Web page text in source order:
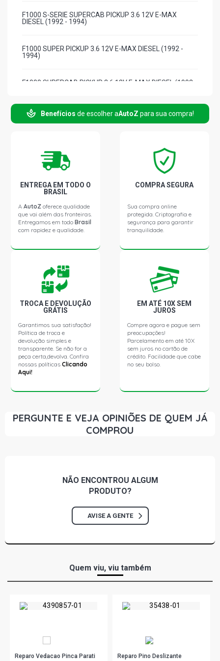
F1000 S-SERIE SUPERCAB PICKUP 3.6 12V E-MAX
DIESEL (1992 - 1994)
F1000 SUPER PICKUP 3.6 12V E-MAX DIESEL (1992 -
1994)
F1000 SUPERCAB PICKUP 3.6 12V E-MAX DIESEL (1992 -
F1000 STD PICKUP 3.9 8V MWM D229/4 DIESEL (1992 -
1994)
F1000 S-SERIE PICKUP 3.9 8V MWM D229/4 DIESEL
(1992 - 1994)
F1000 S-SERIE SUPERCAB PICKUP 3.9 8V MWM D229/4
DIESEL (1992 - 1994)
F1000 SUPER PICKUP 3.9 8V MWM D229/4 DIESEL (1992
- 1994)
F1000 SUPERCAB PICKUP 3.9 8V MWM D229/4 DIESEL
F1000 STD PICKUP 3.9 8V MWM DIESEL (1992 - 1994)
F1000 S-SERIE PICKUP 3.9 8V TD229EC4 DIESEL (1992 -
F1000 SR PICKUP 3.9 MWM DIESEL (1992 - 1994)
F1000 STD PICKUP 3.9 8V MWM 229/4 L4 DIESEL (1992 -
D20 STD PICKUP 3.8 8V PERKINS Q20B4 DIESEL (1992 -
DIESEL (1992 - 1996)
DIESEL (1992 - 1996)
(1992 - 1996)
D20 STD PICKUP 4.0 8V MAXION S4 DIESEL (1992 - 1996)
(1992 - 1996)
Benefícios de escolher aAutoZ para sua compra!
ENTREGA EM TODO O
BRASIL
AAutoZ oferece qualidade
que vai além das fronteiras.
Entregamos em todoBrasil
com rapidez e qualidade.
COMPRA SEGURA
Sua compra online
protegida. Criptografia e
segurança para garantir
tranquilidade.
TROCA E DEVOLUÇÃO
GRÁTIS
Garantimos sua satisfação!
Política de troca e
devolução simples e
transparente. Se não for a
peça certa,devolva. Confira
nossas políticasClicando
Aqui!
EM ATÉ 10X SEM
JUROS
Compre agora e pague sem
preocupações!
Parcelamento em até 10X
sem juros no cartão de
crédito. Facilidade que cabe
no seu bolso.
PERGUNTE E VEJA OPINIÕES DE QUEM JÁ
COMPROU
NÃO ENCONTROU ALGUM
PRODUTO?
AVISE A GENTE
Quem viu, viu também
Reparo Vedacao Pinca Parati
Reparo Pino Deslizante